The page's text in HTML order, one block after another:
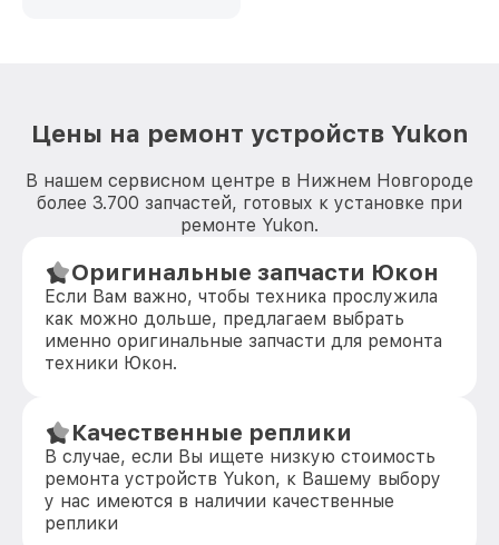
Цены на ремонт устройств Yukon
В нашем сервисном центре в Нижнем Новгороде
более 3.700 запчастей, готовых к установке при
ремонте Yukon.
Оригинальные запчасти Юкон
Если Вам важно, чтобы техника прослужила
как можно дольше, предлагаем выбрать
именно оригинальные запчасти для ремонта
техники Юкон.
Качественные реплики
В случае, если Вы ищете низкую стоимость
ремонта устройств Yukon, к Вашему выбору
у нас имеются в наличии качественные
реплики